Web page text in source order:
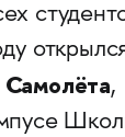
Самолёта,